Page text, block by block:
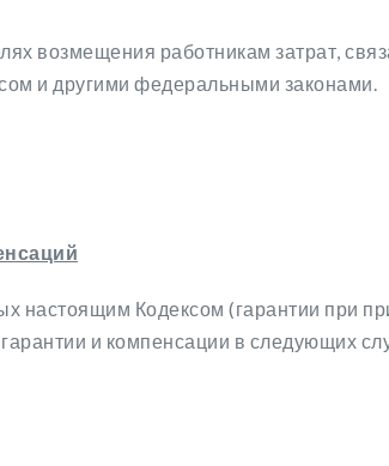
возмещения работникам затрат,
и другими федеральными законами.
Кодексом (гарантии при
и компенсации в следующих